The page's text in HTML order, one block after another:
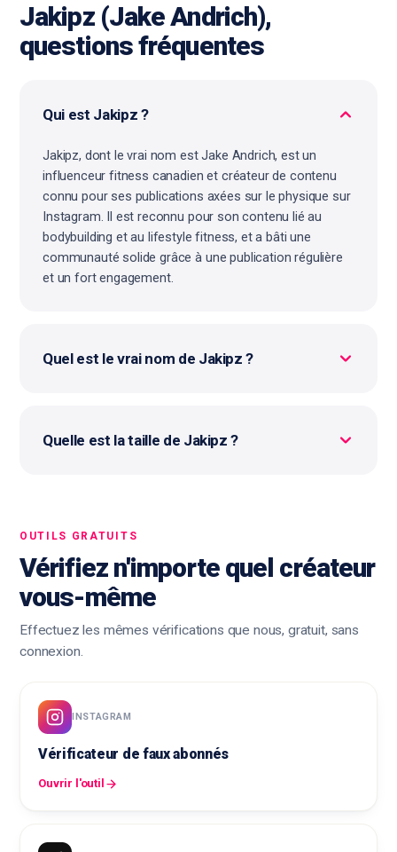
Jakipz (Jake Andrich),
questions fréquentes
Qui est Jakipz ?
Jakipz, dont le vrai nom est Jake Andrich, est un
influenceur fitness canadien et créateur de contenu
connu pour ses publications axées sur le physique sur
Instagram. Il est reconnu pour son contenu lié au
bodybuilding et au lifestyle fitness, et a bâti une
communauté solide grâce à une publication régulière
et un fort engagement.
Quel est le vrai nom de Jakipz ?
Quelle est la taille de Jakipz ?
OUTILS GRATUITS
Vérifiez n'importe quel créateur
vous-même
Effectuez les mêmes vérifications que nous, gratuit, sans
connexion.
INSTAGRAM
Vérificateur de faux abonnés
Ouvrir l'outil